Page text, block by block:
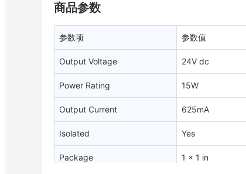
商品参数
参数项 参数值
Output Voltage 24V dc
Power Rating 15W
Output Current 625mA
Isolated Yes
Package 1 x 1 in